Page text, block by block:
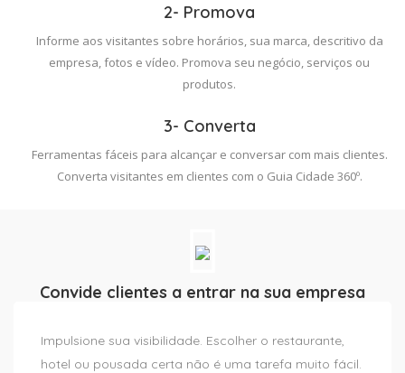
2- Promova
Informe aos visitantes sobre horários, sua marca, descritivo da
empresa, fotos e vídeo. Promova seu negócio, serviços ou
produtos.
3- Converta
Ferramentas fáceis para alcançar e conversar com mais clientes.
Converta visitantes em clientes com o Guia Cidade 360º.
Convide clientes a entrar na sua empresa
Impulsione sua visibilidade. Escolher o restaurante,
hotel ou pousada certa não é uma tarefa muito fácil.